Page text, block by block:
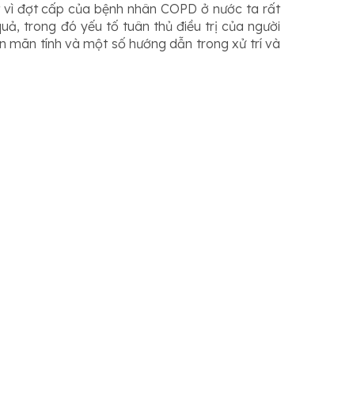
đợt cấp của bệnh nhân COPD ở nước ta rất
trong đó yếu tố tuân thủ điều trị của người
mãn tính và một số hướng dẫn trong xử trí và